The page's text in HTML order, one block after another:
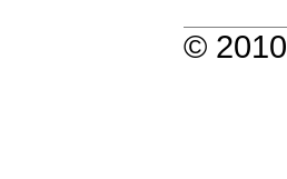
© 2010